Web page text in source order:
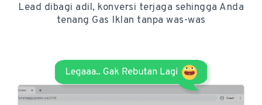
Lead dibagi adil, konversi terjaga sehingga Anda
tenang Gas Iklan tanpa was-was